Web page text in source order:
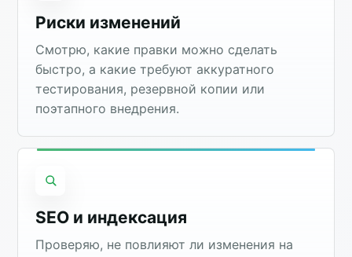
Риски изменений
Смотрю, какие правки можно сделать
быстро, а какие требуют аккуратного
тестирования, резервной копии или
поэтапного внедрения.
SEO и индексация
Проверяю, не повлияют ли изменения на